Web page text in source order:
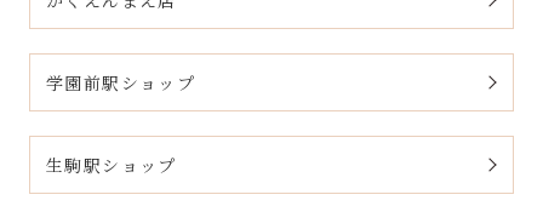
学園前駅ショップ
生駒駅ショップ